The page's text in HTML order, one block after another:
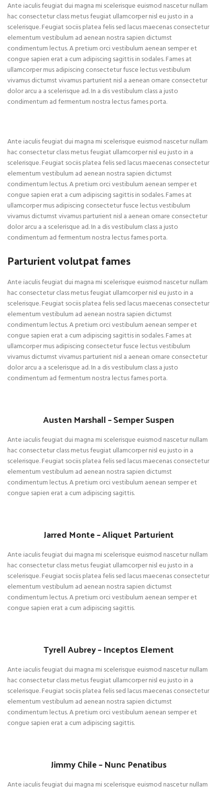
Ante iaculis feugiat dui magna mi scelerisque euismod nascetur nullam
hac consectetur class metus feugiat ullamcorper nisl eu justo in a
scelerisque. Feugiat sociis platea felis sed lacus maecenas consectetur
elementum vestibulum ad aenean nostra sapien dictumst
condimentum lectus. A pretium orci vestibulum aenean semper et
congue sapien erat a cum adipiscing sagittis in sodales. Fames at
ullamcorper mus adipiscing consectetur fusce lectus vestibulum
vivamus dictumst vivamus parturient nisl a aenean ornare consectetur
dolor arcu a a scelerisque ad. In a dis vestibulum class a justo
condimentum ad fermentum nostra lectus fames porta.
Ante iaculis feugiat dui magna mi scelerisque euismod nascetur nullam
hac consectetur class metus feugiat ullamcorper nisl eu justo in a
scelerisque. Feugiat sociis platea felis sed lacus maecenas consectetur
elementum vestibulum ad aenean nostra sapien dictumst
condimentum lectus. A pretium orci vestibulum aenean semper et
congue sapien erat a cum adipiscing sagittis in sodales. Fames at
ullamcorper mus adipiscing consectetur fusce lectus vestibulum
vivamus dictumst vivamus parturient nisl a aenean ornare consectetur
dolor arcu a a scelerisque ad. In a dis vestibulum class a justo
condimentum ad fermentum nostra lectus fames porta.
Parturient volutpat fames
Ante iaculis feugiat dui magna mi scelerisque euismod nascetur nullam
hac consectetur class metus feugiat ullamcorper nisl eu justo in a
scelerisque. Feugiat sociis platea felis sed lacus maecenas consectetur
elementum vestibulum ad aenean nostra sapien dictumst
condimentum lectus. A pretium orci vestibulum aenean semper et
congue sapien erat a cum adipiscing sagittis in sodales. Fames at
ullamcorper mus adipiscing consectetur fusce lectus vestibulum
vivamus dictumst vivamus parturient nisl a aenean ornare consectetur
dolor arcu a a scelerisque ad. In a dis vestibulum class a justo
condimentum ad fermentum nostra lectus fames porta.
Austen Marshall – Semper Suspen
Ante iaculis feugiat dui magna mi scelerisque euismod nascetur nullam
hac consectetur class metus feugiat ullamcorper nisl eu justo in a
scelerisque. Feugiat sociis platea felis sed lacus maecenas consectetur
elementum vestibulum ad aenean nostra sapien dictumst
condimentum lectus. A pretium orci vestibulum aenean semper et
congue sapien erat a cum adipiscing sagittis.
Jarred Monte – Aliquet Parturient
Ante iaculis feugiat dui magna mi scelerisque euismod nascetur nullam
hac consectetur class metus feugiat ullamcorper nisl eu justo in a
scelerisque. Feugiat sociis platea felis sed lacus maecenas consectetur
elementum vestibulum ad aenean nostra sapien dictumst
condimentum lectus. A pretium orci vestibulum aenean semper et
congue sapien erat a cum adipiscing sagittis.
Tyrell Aubrey – Inceptos Element
Ante iaculis feugiat dui magna mi scelerisque euismod nascetur nullam
hac consectetur class metus feugiat ullamcorper nisl eu justo in a
scelerisque. Feugiat sociis platea felis sed lacus maecenas consectetur
elementum vestibulum ad aenean nostra sapien dictumst
condimentum lectus. A pretium orci vestibulum aenean semper et
congue sapien erat a cum adipiscing sagittis.
Jimmy Chile – Nunc Penatibus
Ante iaculis feugiat dui magna mi scelerisque euismod nascetur nullam